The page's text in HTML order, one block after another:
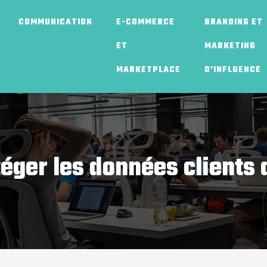
COMMUNICATION
E-COMMERCE
ET
MARKETPLACE
BRANDING ET
MARKETING
D’INFLUENCE
les données